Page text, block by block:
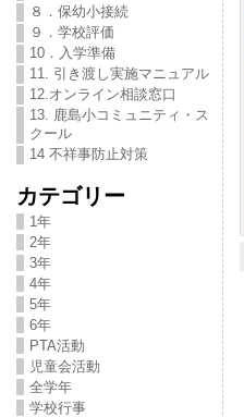
８．保幼小接続
９．学校評価
10．入学準備
11. 引き渡し実施マニュアル
12.オンライン相談窓口
13. 鹿島小コミュニティ・ス
クール
14 不祥事防止対策
カテゴリー
1年
2年
3年
4年
5年
6年
PTA活動
児童会活動
全学年
学校行事